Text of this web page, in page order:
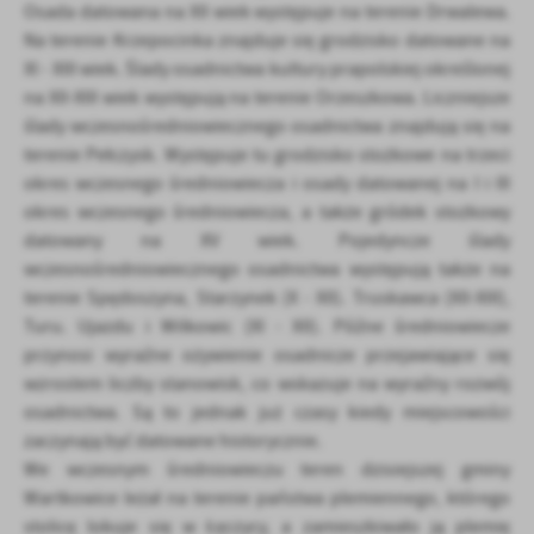
Osada datowana na XII wiek występuje na terenie Drwalewa.
Na terenie Krzepocinka znajduje się grodzisko datowane na
XI - XIII wiek. Ślady osadnictwa kultury prapolskiej określonej
na XII-XIII wiek występują na terenie Orzeszkowa. Liczniejsze
ślady wczesnośredniowiecznego osadnictwa znajdują się na
terenie Pełczysk. Występuje tu grodzisko stożkowe na trzeci
okres wczesnego średniowiecza i osady datowanej na I i III
okres wczesnego średniowiecza, a także gródek stożkowy
datowany na XV wiek. Pojedyncze ślady
wczesnośredniowiecznego osadnictwa występują także na
terenie Spędoszyna, Starzynek (X - XII). Truskawca (XII-XIII),
Turu. Ujazdu i Wilkowic (XI - XII). Późne średniowiecze
przynosi wyraźne ożywienie osadnicze przejawiające się
wzrostem liczby stanowisk, co wskazuje na wyraźny rozwój
osadnictwa. Są to jednak już czasy kiedy miejscowości
zaczynają być datowane historycznie.
We wczesnym średniowieczu teren dzisiejszej gminy
Wartkowice leżał na terenie państwa plemiennego, którego
stolicę lokuje się w Łęczycy, a zamieszkiwało ją plemię